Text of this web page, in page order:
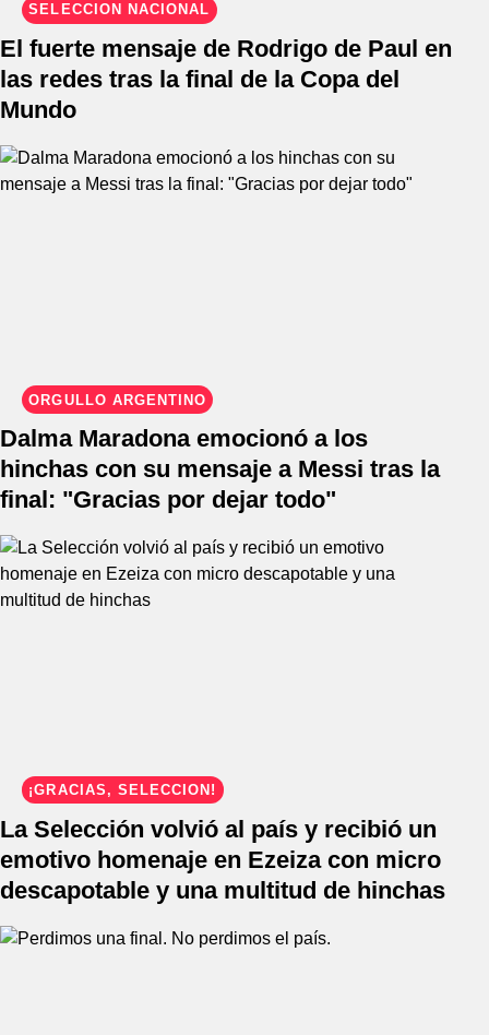
SELECCIÓN NACIONAL
El fuerte mensaje de Rodrigo de Paul en
las redes tras la final de la Copa del
Mundo
ORGULLO ARGENTINO
Dalma Maradona emocionó a los
hinchas con su mensaje a Messi tras la
final: "Gracias por dejar todo"
¡GRACIAS, SELECCIÓN!
La Selección volvió al país y recibió un
emotivo homenaje en Ezeiza con micro
descapotable y una multitud de hinchas